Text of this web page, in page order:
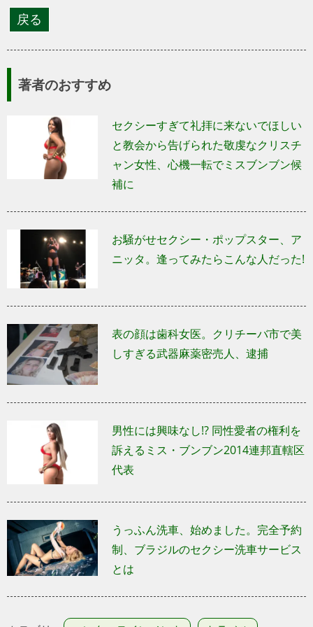
著者のおすすめ
セクシーすぎて礼拝に来ないでほしい
と教会から告げられた敬虔なクリスチ
ャン女性、心機一転でミスブンブン候
補に
お騒がせセクシー・ポップスター、ア
ニッタ。逢ってみたらこんな人だった!
表の顔は歯科女医。クリチーバ市で美
しすぎる武器麻薬密売人、逮捕
男性には興味なし!? 同性愛者の権利を
訴えるミス・ブンブン2014連邦直轄区
代表
うっふん洗車、始めました。完全予約
制、ブラジルのセクシー洗車サービス
とは